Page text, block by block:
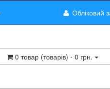
Обліковий
0 товар (товарів) - 0 грн.